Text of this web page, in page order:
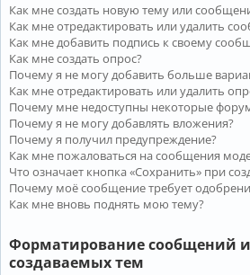
Как мне создать новую тему или
Как мне отредактировать или удалить
Как мне добавить подпись к своему
Как мне создать опрос?
Почему я не могу добавить больше
Как мне отредактировать или удалить
Почему мне недоступны некоторые
Почему я не могу добавлять вложения?
Почему я получил предупреждение?
Как мне пожаловаться на сообщения
Что означает кнопка «Сохранить» при
Почему моё сообщение требует
Как мне вновь поднять мою тему?
Форматирование сообщений
создаваемых тем